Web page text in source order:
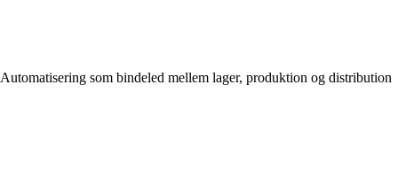
Automatisering som bindeled mellem lager, produktion og distribution